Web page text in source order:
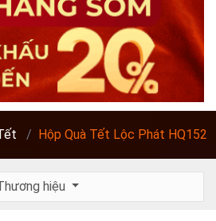
Hộp Quà Tết Lộc Phát HQ152
hiệu